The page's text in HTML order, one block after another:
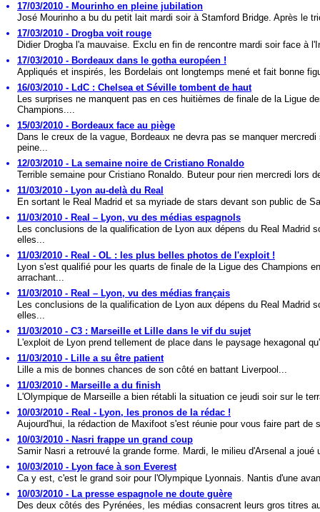
17/03/2010 - Mourinho en pleine jubilation
José Mourinho a bu du petit lait mardi soir à Stamford Bridge. Après le
17/03/2010 - Drogba voit rouge
Didier Drogba l'a mauvaise. Exclu en fin de rencontre mardi soir face à
17/03/2010 - Bordeaux dans le gotha européen !
Appliqués et inspirés, les Bordelais ont longtemps mené et fait bonne
16/03/2010 - LdC : Chelsea et Séville tombent de haut
Les surprises ne manquent pas en ces huitièmes de finale de la Ligue
Champions....
15/03/2010 - Bordeaux face au piège
Dans le creux de la vague, Bordeaux ne devra pas se manquer mercredi
peine...
12/03/2010 - La semaine noire de Cristiano Ronaldo
Terrible semaine pour Cristiano Ronaldo. Buteur pour rien mercredi lors
11/03/2010 - Lyon au-delà du Real
En sortant le Real Madrid et sa myriade de stars devant son public de
11/03/2010 - Real – Lyon, vu des médias espagnols
Les conclusions de la qualification de Lyon aux dépens du Real Madrid
elles...
11/03/2010 - Real - OL : les plus belles photos de l'exploit !
Lyon s'est qualifié pour les quarts de finale de la Ligue des Champions en
arrachant...
11/03/2010 - Real – Lyon, vu des médias français
Les conclusions de la qualification de Lyon aux dépens du Real Madrid
elles...
11/03/2010 - C3 : Marseille et Lille dans le vif du sujet
L'exploit de Lyon prend tellement de place dans le paysage hexagonal
11/03/2010 - Lille a su être patient
Lille a mis de bonnes chances de son côté en battant Liverpool...
11/03/2010 - Marseille a du finish
L'Olympique de Marseille a bien rétabli la situation ce jeudi soir sur le
10/03/2010 - Real - Lyon, les pronos de la rédac !
Aujourd'hui, la rédaction de Maxifoot s'est réunie pour vous faire part de
10/03/2010 - Nasri frappe un grand coup
Samir Nasri a retrouvé la grande forme. Mardi, le milieu d'Arsenal a joué
10/03/2010 - Lyon face à son Everest
Ca y est, c'est le grand soir pour l'Olympique Lyonnais. Nantis d'une
10/03/2010 - La presse espagnole ne doute guère
Des deux côtés des Pyrénées, les médias consacrent leurs gros titres